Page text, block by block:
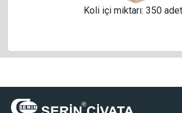
Koli içi miktarı: 350 adet